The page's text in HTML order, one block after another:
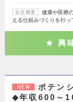
会社概要
健康や医療
える仕組みづくりを行
興
NEW
ポテン
◆年収600～